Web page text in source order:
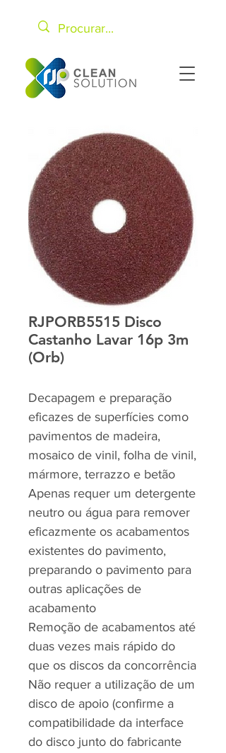
RJPORB5515 Disco
Castanho Lavar 16p 3m
(Orb)
Decapagem e preparação
eficazes de superfícies como
pavimentos de madeira,
mosaico de vinil, folha de vinil,
mármore, terrazzo e betão
Apenas requer um detergente
neutro ou água para remover
eficazmente os acabamentos
existentes do pavimento,
preparando o pavimento para
outras aplicações de
acabamento
Remoção de acabamentos até
duas vezes mais rápido do
que os discos da concorrência
Não requer a utilização de um
disco de apoio (confirme a
compatibilidade da interface
do disco junto do fabricante